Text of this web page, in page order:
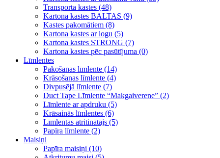
Transporta kastes (48)
Kartona kastes BALTAS (9)
Kastes pakomātiem (8)
Kartona kastes ar logu (5)
Kartona kastes STRONG (7)
Kartona kastes pēc pasūtījuma (0)
Līmlentes
Pakošanas līmlente (14)
Krāsošanas līmlente (4)
Divpusējā līmlente (7)
Duct Tape Līmlente “Makgaiverene” (2)
Līmlente ar apdruku (5)
Krāsainās līmlentes (6)
Līmlentas atritinātājs (5)
Papīra līmlente (2)
Maisiņi
Papīra maisiņi (10)